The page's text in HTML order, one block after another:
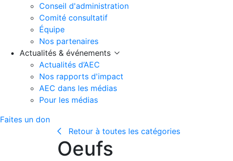
Conseil d'administration
Comité consultatif
Équipe
Nos partenaires
Actualités & événements
Actualités d’AEC
Nos rapports d'impact
AEC dans les médias
Pour les médias
Faites un don
Retour à toutes les catégories
Oeufs